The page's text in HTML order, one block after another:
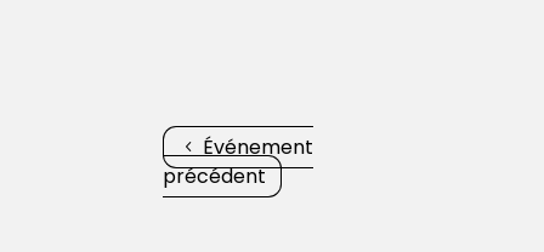
Événement
précédent